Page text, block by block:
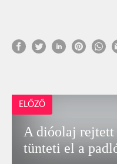
ELŐZŐ
A dióolaj rejtett
tünteti el a